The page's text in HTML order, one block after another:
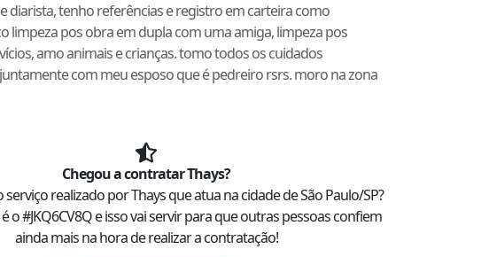
tenho referências e registro em carteira como
limpeza pos obra em dupla com uma amiga, limpeza pos
amo animais e crianças. tomo todos os cuidados
com meu esposo que é pedreiro rsrs. moro na zona
Chegou a contratarThays?
serviço realizado porThaysque atua na cidade deSão Paulo/SP?
o #JKQ6CV8Qe isso vai servir para que outras pessoas confiem
ainda mais na hora de realizar a contratação!